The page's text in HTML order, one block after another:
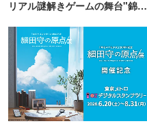
リアル謎解きゲームの舞台"錦糸